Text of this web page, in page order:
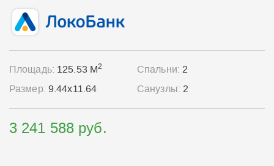
Площадь: 125.53 М2
Размер: 9.44x11.64
Спальни:2
Санузлы:2
3 241 588 руб.